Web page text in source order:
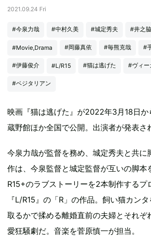
2021.09.24 Fri
#今泉力哉 #中村久美 #城定秀夫 #井之
#Movie,Drama #岡藤真依 #毎熊克哉 #
#伊藤俊介 #L/R15 #猫は逃げた #ヴィー
#ベジタリアン
映画『猫は逃げた』が2022年3月18日か
蔵野館ほか全国で公開。出演者が発表さ
今泉力哉が監督を務め、城定秀夫と共に
作は、今泉監督と城定監督が互いの脚本
R15+のラブストーリーを2本制作するプ
『L/R15』の「R」の作品。飼い猫カン
取るかで揉める離婚直前の夫婦とそれぞ
愛狂騒劇だ。音楽を菅原慎⼀が担当。